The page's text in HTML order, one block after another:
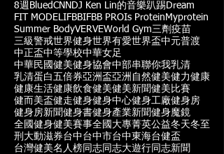
8週 BluedCNN DJ Ken Lin的音樂趴踢 Dream
FIT MODELIFBBIFBB PROIs Protein Myprotein
Summer BodyVERVEWorld Gym三劑疫苗
三級警戒世界健身世界有愛世界盃中元普渡
中正盃中等學校中華女足
中華民國健美健身協會中部串聯你我乳清
乳清蛋白五倍券亞洲盃亞洲自然健美健力健康
健康生活健康飲食健美健美新聞健美比賽
健而美盃健走健身健身中心健身工廠健身房
健身房新聞健身書健身產業新聞健身魔鏡
全國健身健美賽事全國大專菁英公益冬天冬至
刑大動滋券台中台中市台中東海台健盃
台灣健美名人榜 同志 同志大遊行 同志新聞